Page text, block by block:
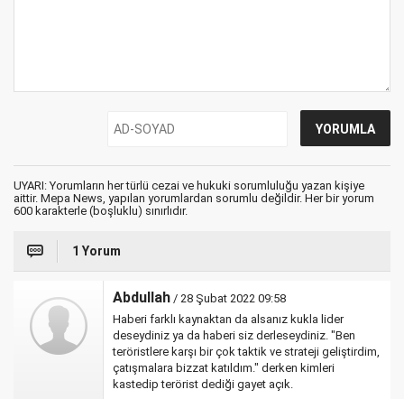
UYARI: Yorumların her türlü cezai ve hukuki sorumluluğu yazan kişiye
aittir. Mepa News, yapılan yorumlardan sorumlu değildir. Her bir yorum
600 karakterle (boşluklu) sınırlıdır.
1 Yorum
Abdullah / 28 Şubat 2022 09:58
Haberi farklı kaynaktan da alsanız kukla lider
deseydiniz ya da haberi siz derleseydiniz. "Ben
teröristlere karşı bir çok taktik ve strateji geliştirdim,
çatışmalara bizzat katıldım." derken kimleri
kastedip terörist dediği gayet açık.